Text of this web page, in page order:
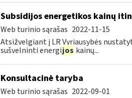
Subsidijos energetikos kainų
Web turinio sąrašas 2022-11-15
Atsižvelgiant į LR Vyriausybės
sušvelninti energijos kainų...
Konsultacinė taryba
Web turinio sąrašas 2022-09-01